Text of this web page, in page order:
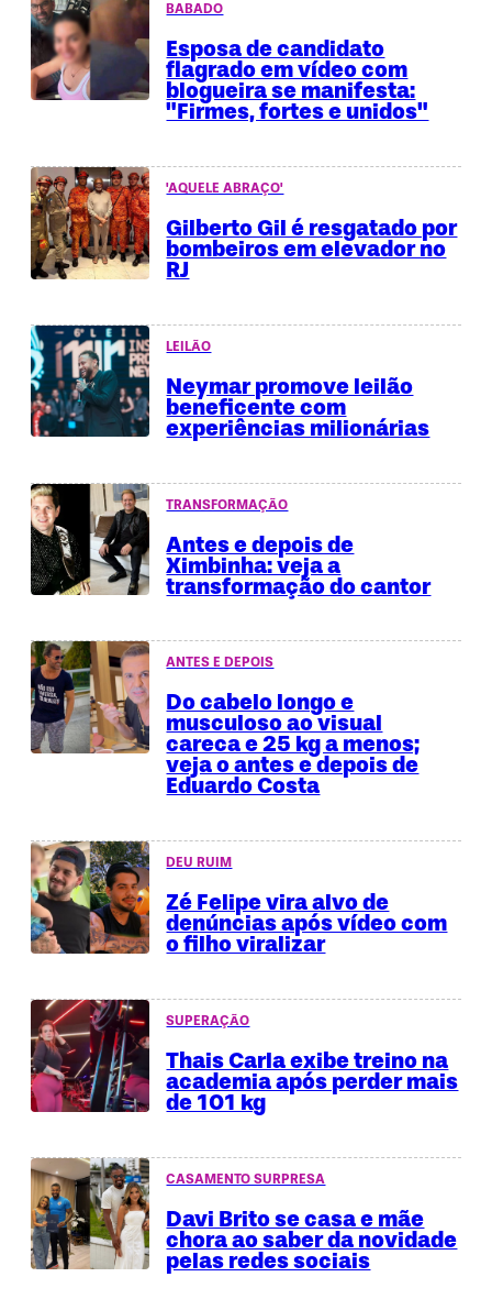
BABADO
Esposa de candidato
flagrado em vídeo com
blogueira se manifesta:
"Firmes, fortes e unidos"
'AQUELE ABRAÇO'
Gilberto Gil é resgatado por
bombeiros em elevador no
RJ
LEILÃO
Neymar promove leilão
beneficente com
experiências milionárias
TRANSFORMAÇÃO
Antes e depois de
Ximbinha: veja a
transformação do cantor
ANTES E DEPOIS
Do cabelo longo e
musculoso ao visual
careca e 25 kg a menos;
veja o antes e depois de
Eduardo Costa
DEU RUIM
Zé Felipe vira alvo de
denúncias após vídeo com
o filho viralizar
SUPERAÇÃO
Thais Carla exibe treino na
academia após perder mais
de 101 kg
CASAMENTO SURPRESA
Davi Brito se casa e mãe
chora ao saber da novidade
pelas redes sociais